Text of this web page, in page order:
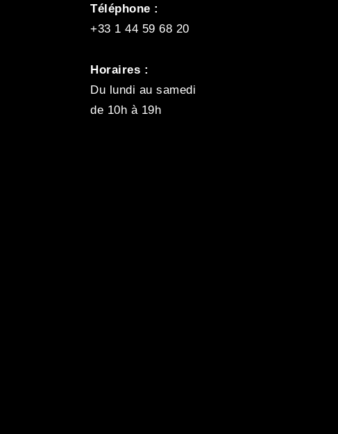
Téléphone :
+33 1 44 59 68 20
Horaires :
Du lundi au samedi
de 10h à 19h